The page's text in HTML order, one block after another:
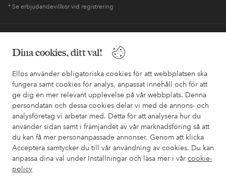
Dina cookies, ditt val!
Ellos använder obligatoriska cookies för att webbplatsen ska
fungera samt cookies för analys, anpassat innehåll och för att
ge dig en mer relevant upplevelse på vår webbplats. Denna
persondatan och dessa cookies delar vi med de annons- och
analysföretag vi arbetar med. Detta för att analysera hur du
använder sidan samt i främjandet av vår marknadsföring så att
du kan få mer personanpassade annonser. Genom att klicka
Acceptera samtycker du till vår användning av cookies. Du kan
anpassa dina val under Inställningar och läsa mer i vår cookie-
policy
* Se erbjudandevillkor vid registrering
I vår FAQ hittar du svaren på de vanligaste frågorna. Här finns
också information om hur du enklast kontaktar oss.
Kundservice Beställning Betalsätt
Mina sidor
Om Ellos